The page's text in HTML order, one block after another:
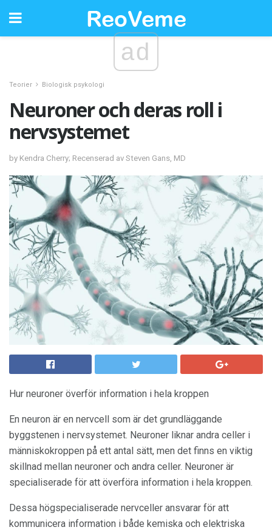
ad
Teorier Biologisk psykologi
Neuroner och deras roll i
nervsystemet
by Kendra Cherry; Recenserad av Steven Gans, MD
Hur neuroner överför information i hela kroppen
En neuron är en nervcell som är det grundläggande
byggstenen i nervsystemet. Neuroner liknar andra celler i
människokroppen på ett antal sätt, men det finns en viktig
skillnad mellan neuroner och andra celler. Neuroner är
specialiserade för att överföra information i hela kroppen.
Dessa högspecialiserade nervceller ansvarar för att
kommunicera information i både kemiska och elektriska